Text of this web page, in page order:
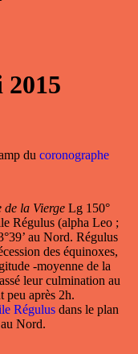
du coronographe
de la Vierge Lg 150°
Régulus (alpha Leo ;
au Nord. Régulus
des équinoxes,
-moyenne de la
leur culmination au
peu après 2h.
Régulus dans le plan
au Nord.